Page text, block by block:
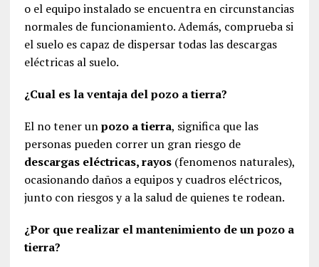
o el equipo instalado se encuentra en circunstancias
normales de funcionamiento. Además, comprueba si
el suelo es capaz de dispersar todas las descargas
eléctricas al suelo.
¿Cual es la ventaja del pozo a tierra?
El no tener unpozo a tierra, significa que las
personas pueden correr un gran riesgo de
descargas eléctricas, rayos(fenomenos naturales),
ocasionando daños a equipos y cuadros eléctricos,
junto con riesgos y a la salud de quienes te rodean.
¿Por que realizar el mantenimiento de un pozo a
tierra?